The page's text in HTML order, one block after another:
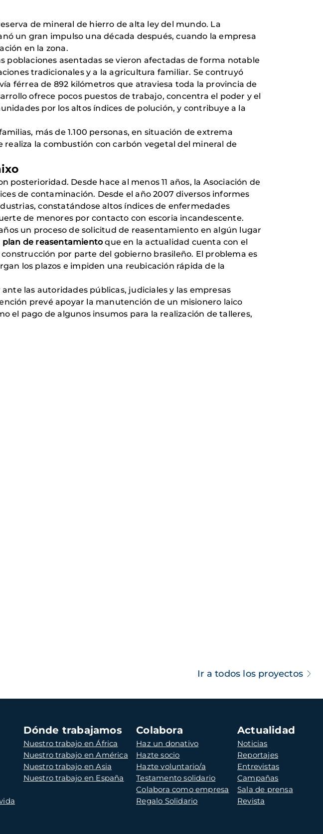
de mineral de hierro de alta ley del mundo. La
un gran impulso una década después, cuando la empresa
en la zona.
poblaciones asentadas se vieron afectadas de forma notable
tradicionales y a la agricultura familiar. Se contruyó
férrea de 892 kilómetros que atraviesa toda la provincia de
ofrece pocos puestos de trabajo, concentra el poder y el
por los altos índices de polución, y contribuye a la
más de 1.100 personas, en situación de extrema
realiza la combustión con carbón vegetal del mineral de
posterioridad. Desde hace al menos 11 años, la Asociación de
de contaminación. Desde el año 2007 diversos informes
constatándose altos índices de enfermedades
de menores por contacto con escoria incandescente.
un proceso de solicitud de reasentamiento en algún lugar
plan de reasentamientoque en la actualidad cuenta con el
por parte del gobierno brasileño. El problema es
los plazos e impiden una reubicación rápida de la
las autoridades públicas, judiciales y las empresas
prevé apoyar la manutención de un misionero laico
el pago de algunos insumos para la realización de talleres,
Ir a todos los proyectos
Dónde trabajamos
Nuestro trabajo en África
Nuestro trabajo en América
Nuestro trabajo en Asia
Nuestro trabajo en España
Colabora
Haz un donativo
Hazte socio
Hazte voluntario/a
Testamento solidario
Colabora como empresa
Regalo Solidario
Actualidad
Noticias
Reportajes
Entrevistas
Campañas
Sala de prensa
Revista